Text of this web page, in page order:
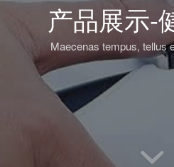
产品展示-
Maecenas tempus, tellus